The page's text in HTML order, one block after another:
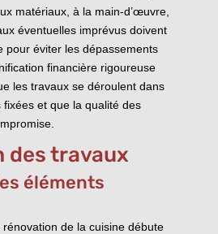
matériaux, à la main-d’œuvre,
éventuelles imprévus doivent
pour éviter les dépassements
financière rigoureuse
les travaux se déroulent dans
fixées et que la qualité des
des travaux
éléments
rénovation de la cuisine débute